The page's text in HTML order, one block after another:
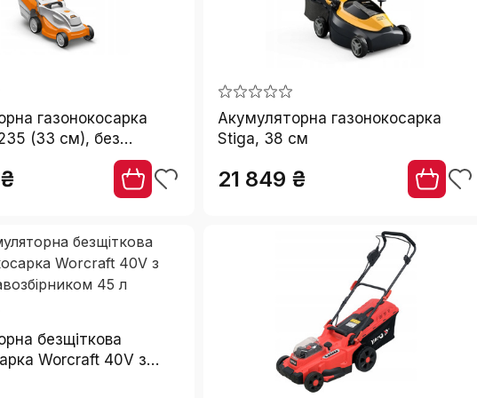
газонокосарка
(33 см), без
та зарядного
Акумуляторна газонокосарка
Stiga, 38 см
21 849 ₴
безщіткова
Worcraft 40V з